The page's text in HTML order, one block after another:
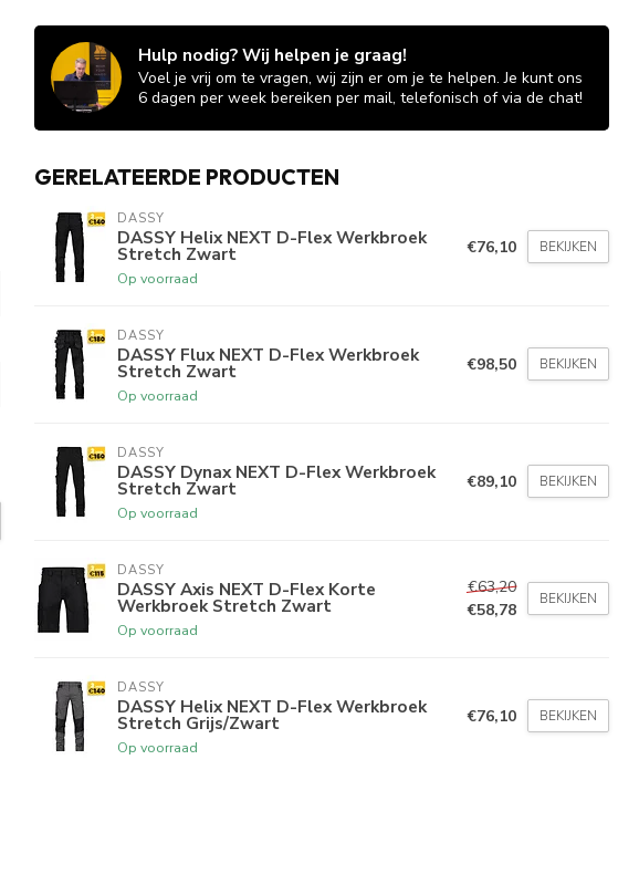
Hulp nodig? Wij helpen je graag!
Voel je vrij om te vragen, wij zijn er om je te helpen. Je kunt ons
6 dagen per week bereiken per mail, telefonisch of via de chat!
GERELATEERDE PRODUCTEN
DASSY
DASSY Helix NEXT D-Flex Werkbroek
Stretch Zwart
Op voorraad
€76,10 BEKIJKEN
DASSY
DASSY Flux NEXT D-Flex Werkbroek
Stretch Zwart
Op voorraad
€98,50 BEKIJKEN
DASSY
DASSY Dynax NEXT D-Flex Werkbroek
Stretch Zwart
Op voorraad
€89,10 BEKIJKEN
DASSY
DASSY Axis NEXT D-Flex Korte
Werkbroek Stretch Zwart
Op voorraad
€63,20
€58,78
BEKIJKEN
DASSY
DASSY Helix NEXT D-Flex Werkbroek
Stretch Grijs/Zwart
Op voorraad
€76,10 BEKIJKEN